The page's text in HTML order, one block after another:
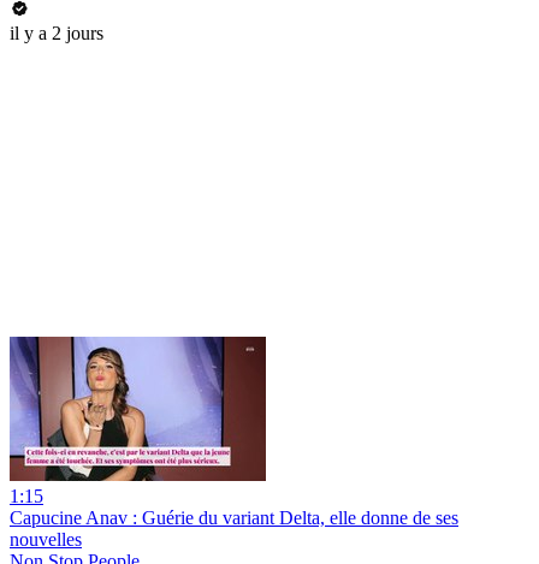
il y a 2 jours
1:15
Capucine Anav : Guérie du variant Delta, elle donne de ses
nouvelles